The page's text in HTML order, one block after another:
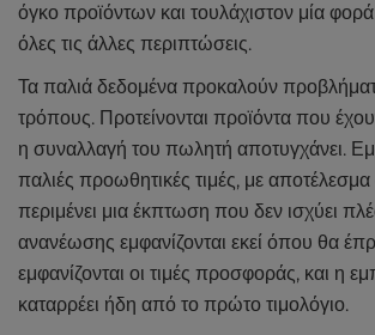
όγκο προϊόντων και τουλάχιστον μία
όλες τις άλλες περιπτώσεις.
Τα παλιά δεδομένα προκαλούν
τρόπους. Προτείνονται προϊόντα που
η συναλλαγή του πωλητή αποτυγχάνει.
παλιές προωθητικές τιμές, με
περιμένει μια έκπτωση που δεν ισχύει
ανανέωσης εμφανίζονται εκεί όπου θα
εμφανίζονται οι τιμές προσφοράς, και η
καταρρέει ήδη από το πρώτο τιμολόγιο.